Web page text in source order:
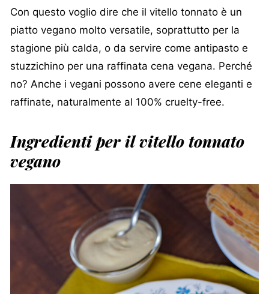
Con questo voglio dire che il vitello tonnato è un
piatto vegano molto versatile, soprattutto per la
stagione più calda, o da servire come antipasto e
stuzzichino per una raffinata cena vegana. Perché
no? Anche i vegani possono avere cene eleganti e
raffinate, naturalmente al 100% cruelty-free.
Ingredienti per il vitello tonnato
vegano